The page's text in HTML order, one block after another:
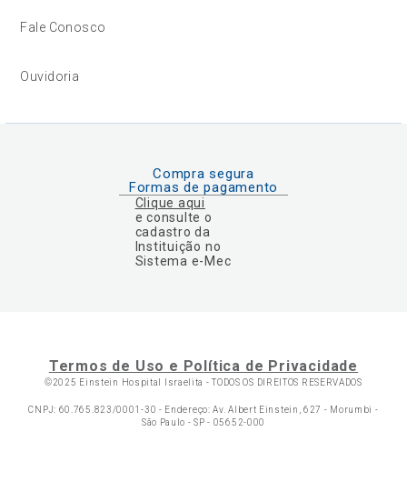
Fale Conosco
Ouvidoria
Compra segura
Formas de pagamento
Clique aqui
e consulte o
cadastro da
Instituição no
Sistema e-Mec
Termos de Uso e Política de Privacidade
©2025 Einstein Hospital Israelita -TODOS OS DIREITOS RESERVADOS
CNPJ: 60.765.823/0001-30 - Endereço: Av. Albert Einstein, 627 - Morumbi -
São Paulo - SP - 05652-000